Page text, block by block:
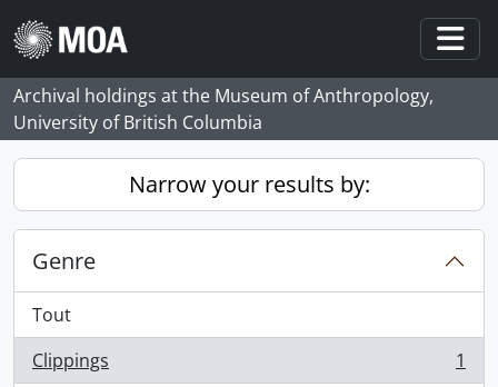
Skip to main content
Archival holdings at the Museum of Anthropology,
University of British Columbia
Narrow your results by:
Genre
Tout
Clippings
, 1 résultats
1